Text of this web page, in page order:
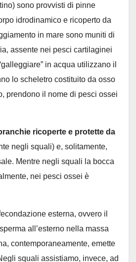
sono provvisti di pinne
idrodinamico e ricoperto da
in mare sono muniti di
assente nei pesci cartilaginei
in acqua utilizzano il
lo scheletro costituito da osso
prendono il nome di pesci ossei
ricoperte e protette da
negli squali) e, solitamente,
Mentre negli squali la bocca
nei pesci ossei è
esterna, ovvero il
all’esterno nella massa
contemporaneamente, emette
squali assistiamo, invece, ad